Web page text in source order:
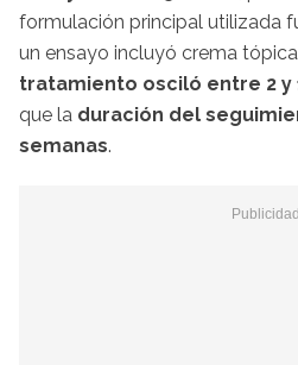
formulación principal utilizada
un ensayo incluyó crema
tratamiento osciló entre 2 y
que la duración del
semanas.